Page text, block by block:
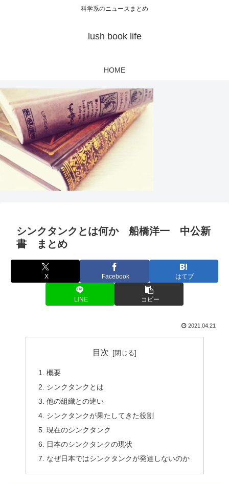
科学系のニュースまとめ
lush book life
HOME
シンクタンクとは何か 船橋洋一 中公新
書 まとめ
X Facebook はてブ
LINE コピー
2021.04.21
目次
概要
シンクタンクとは
他の組織との違い
シンクタンクが果たしてきた役割
現在のシンクタンク
日本のシンクタンクの現状
なぜ日本ではシンクタンクが発達しないのか